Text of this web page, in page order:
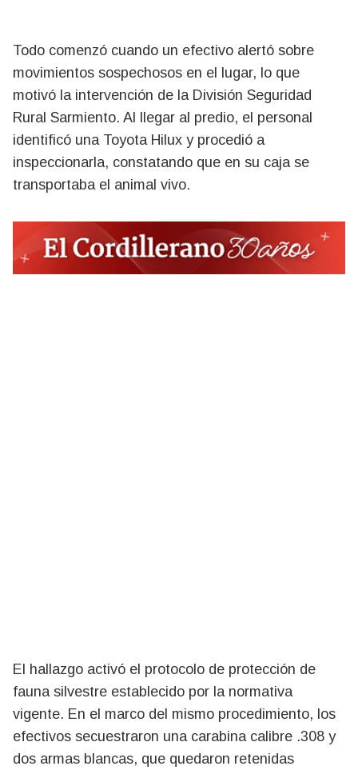
Todo comenzó cuando un efectivo alertó sobre
movimientos sospechosos en el lugar, lo que
motivó la intervención de la División Seguridad
Rural Sarmiento. Al llegar al predio, el personal
identificó una Toyota Hilux y procedió a
inspeccionarla, constatando que en su caja se
transportaba el animal vivo.
El hallazgo activó el protocolo de protección de
fauna silvestre establecido por la normativa
vigente. En el marco del mismo procedimiento, los
efectivos secuestraron una carabina calibre .308 y
dos armas blancas, que quedaron retenidas